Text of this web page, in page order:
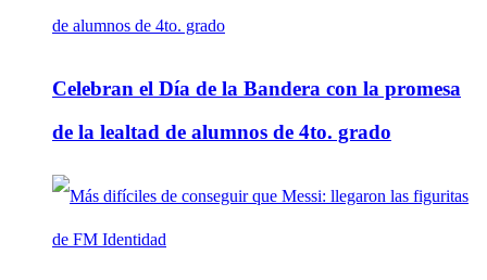
Celebran el Día de la Bandera con la promesa
de la lealtad de alumnos de 4to. grado